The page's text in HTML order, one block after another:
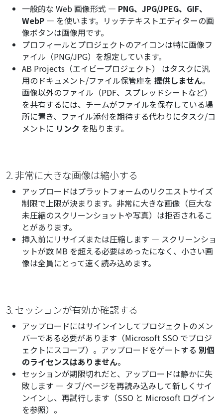
一般的な Web 画像形式 — PNG、JPG/JPEG、GIF、
WebP — を使います。リッチテキストエディターの画
像ボタンは画像用です。
プロフィールとプロジェクトのアイコンは特に画像フ
ァイル（PNG/JPG）を想定しています。
AB Projects（エイビープロジェクト） はタスクに汎
用のドキュメント/ファイル保管庫を 提供しません。
画像以外のファイル（PDF、スプレッドシートなど）
を共有するには、チームがファイルを保存している場
所に置き、ファイル添付を期待する代わりにタスク/コ
メントに リンク を貼ります。
2. 非常に大きな画像は縮小する
アップロードはプラットフォームのリクエストサイズ
制限で上限が決まります。非常に大きな画像（巨大な
未圧縮のスクリーンショットや写真）は拒否されるこ
とがあります。
挿入前にリサイズまたは圧縮します — スクリーンショ
ットが数 MB を超える必要はめったになく、小さい画
像は全員にとって速く読み込めます。
3. セッションが有効か確認する
アップロードにはサインインしてプロジェクトのメン
バーである必要があります（Microsoft SSO でプロジ
ェクトにスコープ）。アップロードをゲートする 別個
のライセンスはありません。
セッションが期限切れだと、アップロードは静かに失
敗します — タブ/ページを再読み込みして新しくサイ
ンインし、再試行します（SSO と Microsoft ログイン
を参照）。